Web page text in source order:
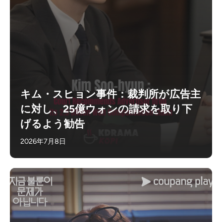
キム・スヒョン事件：裁判所が広告主
に対し、25億ウォンの請求を取り下
げるよう勧告
2026年7月8日